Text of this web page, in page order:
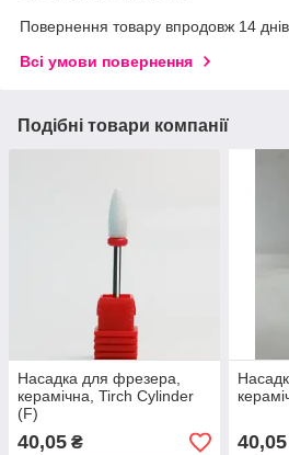
Повернення товару впродовж 14
Всі умови повернення
Подібні товари компанії
Насадка для фрезера,
керамічна, Tirch Cylinder
(F)
40,05 ₴ 40,05